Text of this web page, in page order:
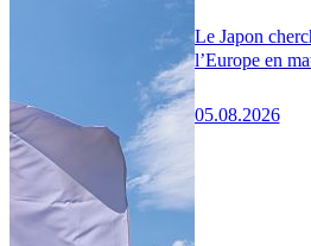
Le Japon
l’Europe en
05.08.2026